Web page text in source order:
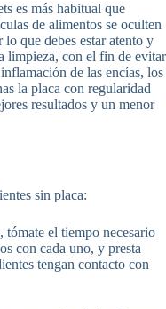
es más habitual que
de alimentos se oculten
lo que debes estar atento y
limpieza, con el fin de evitar
de las encías, los
la placa con regularidad
resultados y un menor
sin placa:
tómate el tiempo necesario
con cada uno, y presta
tengan contacto con